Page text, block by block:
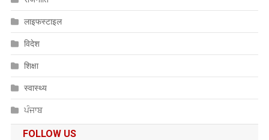
लाइफस्टाइल
विदेश
शिक्षा
स्वास्थ्य
ਪੰਜਾਬ
FOLLOW US